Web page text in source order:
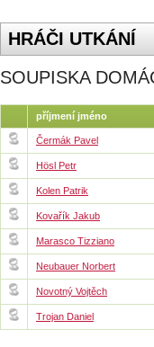
HRÁČI UTKÁNÍ
SOUPISKA
příjmení jméno
Čermák Pavel
Hösl Petr
Kolen Patrik
Kovařík Jakub
Marasco Tizziano
Neubauer Norbert
Novotný Vojtěch
Trojan Daniel